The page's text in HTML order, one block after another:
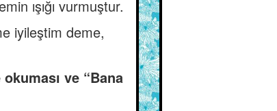
ışığı vurmuştur.
iyileştim deme,
ve “Bana